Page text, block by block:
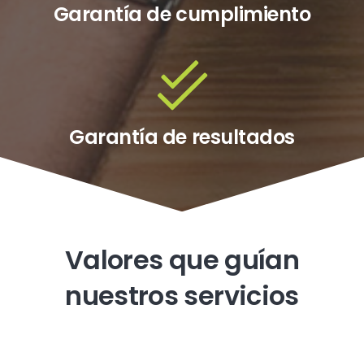
Garantía de cumplimiento
Garantía de resultados
Valores que guían
nuestros servicios